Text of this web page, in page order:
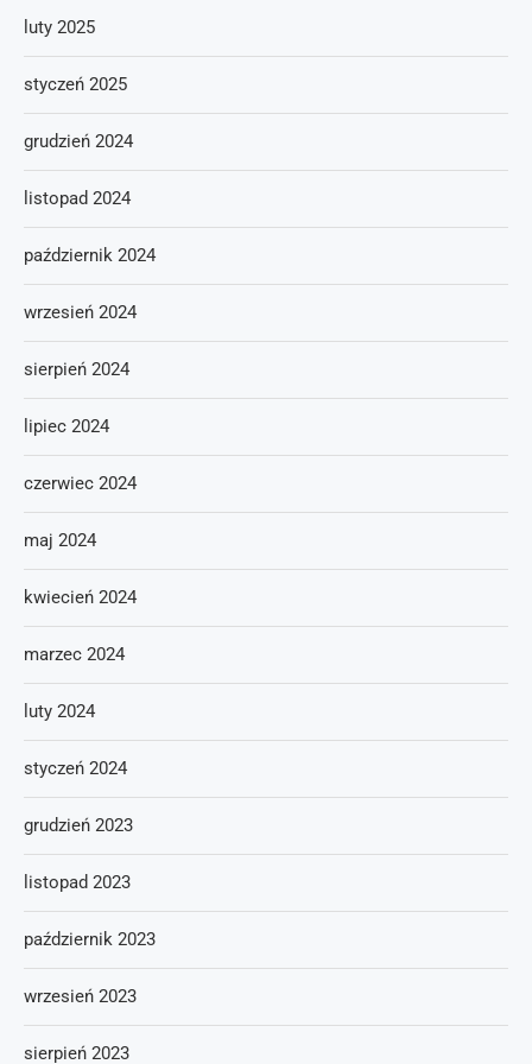
luty 2025
styczeń 2025
grudzień 2024
listopad 2024
październik 2024
wrzesień 2024
sierpień 2024
lipiec 2024
czerwiec 2024
maj 2024
kwiecień 2024
marzec 2024
luty 2024
styczeń 2024
grudzień 2023
listopad 2023
październik 2023
wrzesień 2023
sierpień 2023